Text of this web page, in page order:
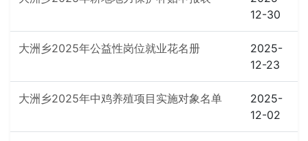
12-30
大洲乡2025年公益性岗位就业花名册
2025-
12-23
大洲乡2025年中鸡养殖项目实施对象名单
2025-
12-02